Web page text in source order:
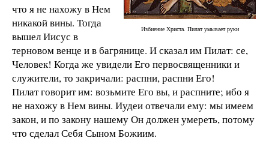
Избиение Христа. Пилат умывает руки
что я не нахожу в Нем
никакой вины. Тогда
вышел Иисус в
терновом венце и в багрянице. И сказал им Пилат: се,
Человек! Когда же увидели Его первосвященники и
служители, то закричали: распни, распни Его!
Пилат говорит им: возьмите Его вы, и распните; ибо я
не нахожу в Нем вины. Иудеи отвечали ему: мы имеем
закон, и по закону нашему Он должен умереть, потому
что сделал Себя Сыном Божиим.